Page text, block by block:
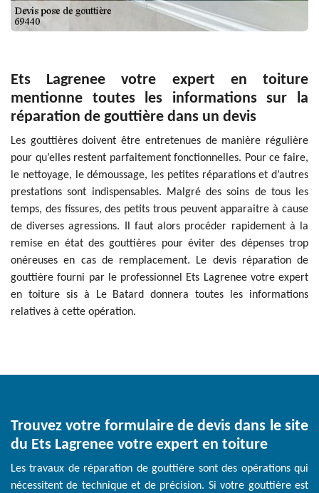
Ets Lagrenee votre expert en toiture
mentionne toutes les informations sur la
réparation de gouttière dans un devis
Les gouttières doivent être entretenues de manière régulière
pour qu’elles restent parfaitement fonctionnelles. Pour ce faire,
le nettoyage, le démoussage, les petites réparations et d’autres
prestations sont indispensables. Malgré des soins de tous les
temps, des fissures, des petits trous peuvent apparaitre à cause
de diverses agressions. Il faut alors procéder rapidement à la
remise en état des gouttières pour éviter des dépenses trop
onéreuses en cas de remplacement. Le devis réparation de
gouttière fourni par le professionnel Ets Lagrenee votre expert
en toiture sis à Le Batard donnera toutes les informations
relatives à cette opération.
Trouvez votre formulaire de devis dans le site
du Ets Lagrenee votre expert en toiture
Les travaux de réparation de gouttière sont des opérations qui
nécessitent de technique et de précision. Si votre gouttière est